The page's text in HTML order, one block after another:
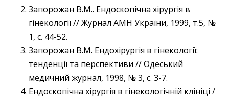
Запорожан В.М.. Ендоскопічна хірургія в
гінекології // Журнал АМН України, 1999, т.5, №
1, с. 44-52.
Запорожан В.М. Ендохірургія в гінекології:
тенденції та перспективи // Одеський
медичний журнал, 1998, № 3, с. 3-7.
Ендоскопічна хірургія в гінекологічній клініці /